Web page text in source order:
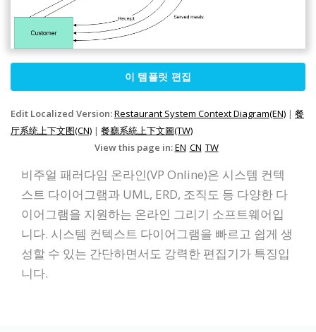
이 템플릿 편집
Edit Localized Version:Restaurant System Context Diagram(EN) | 餐
厅系统上下文图(CN) | 餐廳系統上下文圖(TW)
View this page in:EN CN TW
비주얼 패러다임 온라인(VP Online)은 시스템 컨텍
스트 다이어그램과 UML, ERD, 조직도 등 다양한 다
이어그램을 지원하는 온라인 그리기 소프트웨어입
니다. 시스템 컨텍스트 다이어그램을 빠르고 쉽게 생
성할 수 있는 간단하면서도 강력한 편집기가 특징입
니다.